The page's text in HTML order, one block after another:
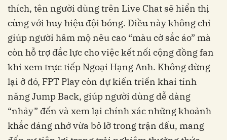
thích, tên người dùng trên Live Chat sẽ hiển thị
cùng với huy hiệu đội bóng. Điều này không chỉ
giúp người hâm mộ nêu cao “màu cờ sắc áo” mà
còn hỗ trợ đắc lực cho việc kết nối cộng đồng fan
khi xem trực tiếp Ngoại Hạng Anh. Không dừng
lại ở đó, FPT Play còn dự kiến triển khai tính
năng Jump Back, giúp người dùng dễ dàng
“nhảy” đến và xem lại chính xác những khoảnh
khắc đáng nhớ vừa bỏ lỡ trong trận đấu, mang